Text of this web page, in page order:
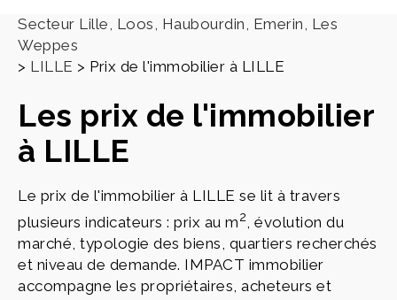
Secteur Lille, Loos, Haubourdin, Emerin, Les
Weppes
> LILLE > Prix de l'immobilier à LILLE
Les prix de l'immobilier
à LILLE
Le prix de l'immobilier à LILLE se lit à travers
plusieurs indicateurs : prix au m2
, évolution du
marché, typologie des biens, quartiers recherchés
et niveau de demande. IMPACT immobilier
accompagne les propriétaires, acheteurs et